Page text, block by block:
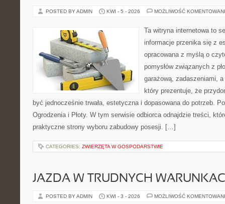
POSTED BY ADMIN KWI - 5 - 2026 MOŻLIWOŚĆ
Ta witryna internetowa to
informacje przenika się z
opracowana z myślą o
pomysłów związanych z
garażową, zadaszeniami,
który prezentuje, że
być jednocześnie trwała, estetyczna i dopasowana do potrzeb.
Ogrodzenia i Płoty. W tym serwisie odbiorca odnajdzie treści,
praktyczne strony wyboru zabudowy posesji. […]
CATEGORIES: ZWIERZĘTA W GOSPODARSTWIE
JAZDA W TRUDNYCH
POSTED BY ADMIN KWI - 3 - 2026 MOŻLIWOŚĆ